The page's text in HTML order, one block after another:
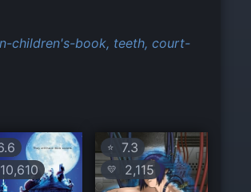
children's-book, teeth, court-
10,610
⭐ 7.3
💛 2,115